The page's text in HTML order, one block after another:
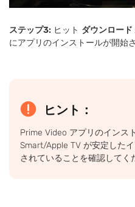
ステップ3: ヒット ダウンロード
にアプリのインストールが開始
ヒント：
Prime Video アプリのインス
Smart/Apple TV が安定した
されていることを確認してく